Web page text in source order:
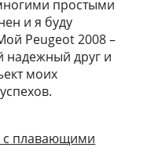
простыми
и я буду
Peugeot 2008 –
надежный друг и
моих
с плавающими